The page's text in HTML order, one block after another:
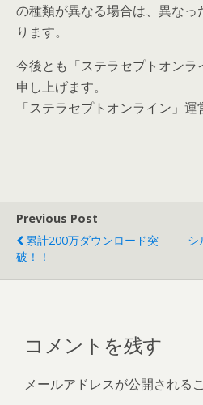
の種類が異なる場合は、異な
ります。
今後とも「ステラセプトオン
申し上げます。
「ステラセプトオンライン」
Previous Post
累計200万ダウンロード突
破！！
シ
コメントを残す
メールアドレスが公開される